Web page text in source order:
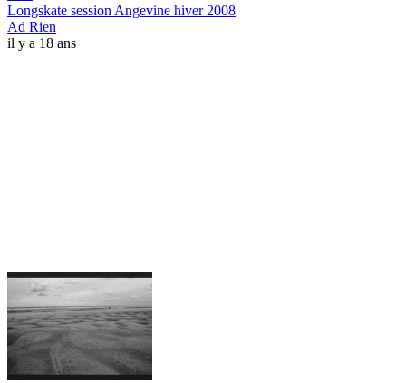
Longskate session Angevine hiver 2008
Ad Rien
il y a 18 ans